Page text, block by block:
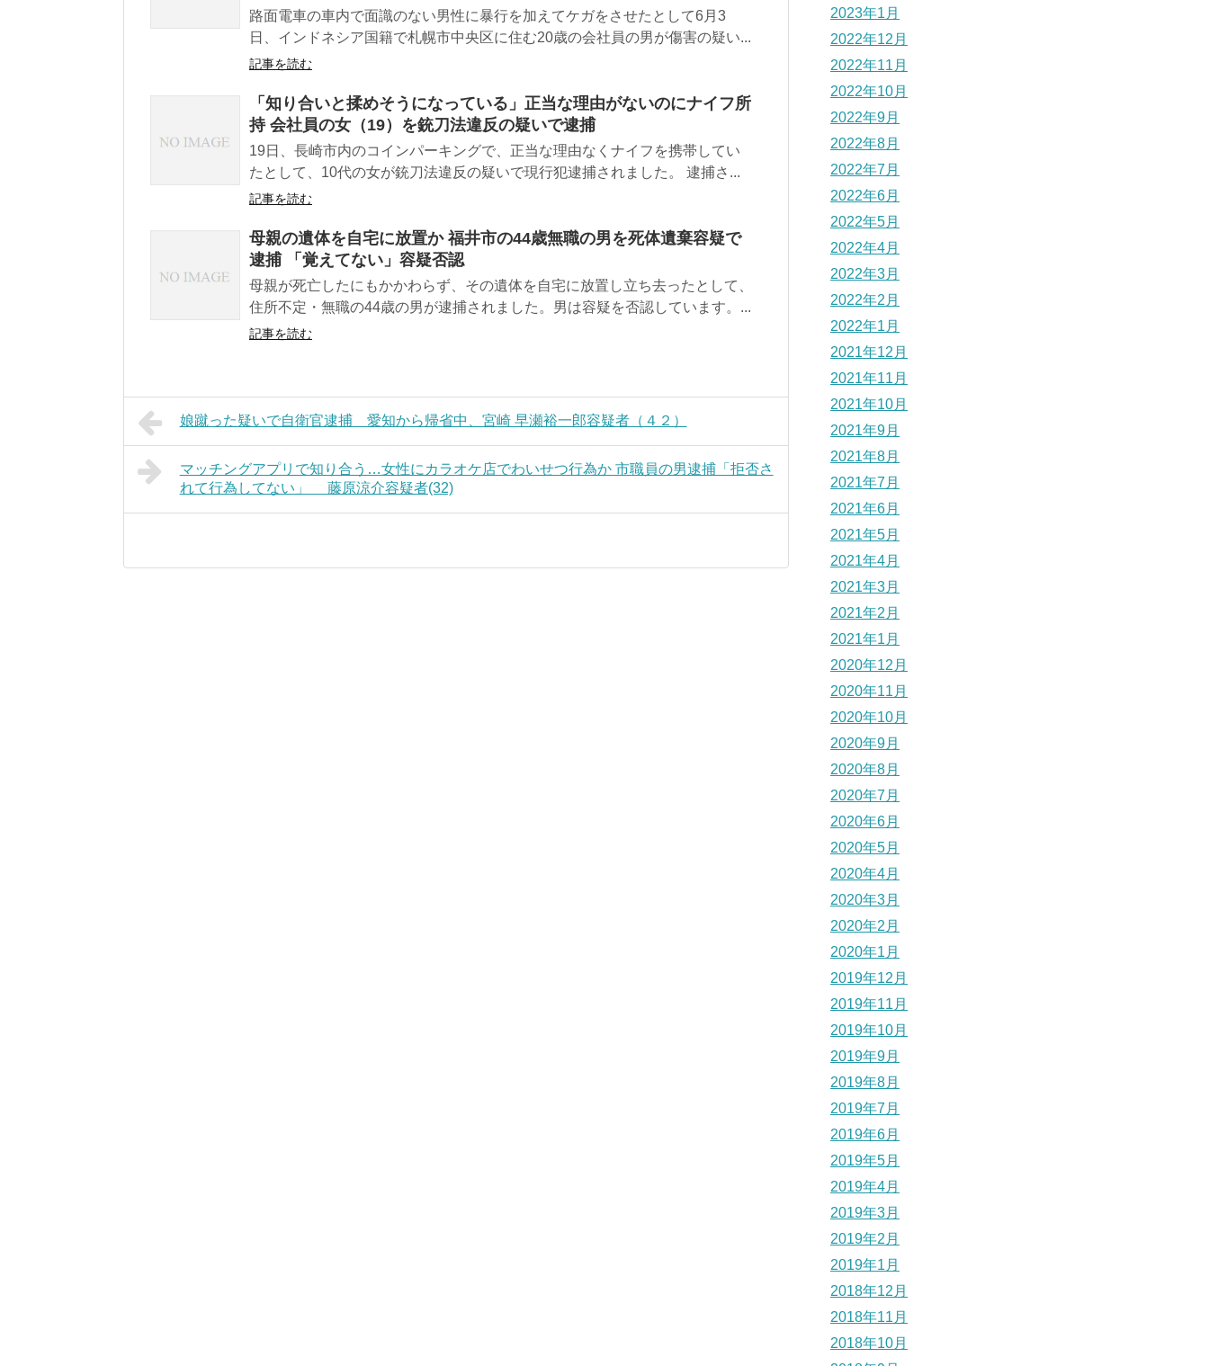
路面電車の車内で面識のない男性に暴行を加えてケガをさせたとして6月3
日、インドネシア国籍で札幌市中央区に住む20歳の会社員の男が傷害の疑い...
記事を読む
「知り合いと揉めそうになっている」正当な理由がないのにナイフ所
持 会社員の女（19）を銃刀法違反の疑いで逮捕
19日、長崎市内のコインパーキングで、正当な理由なくナイフを携帯してい
たとして、10代の女が銃刀法違反の疑いで現行犯逮捕されました。 逮捕さ...
記事を読む
母親の遺体を自宅に放置か 福井市の44歳無職の男を死体遺棄容疑で
逮捕 「覚えてない」容疑否認
母親が死亡したにもかかわらず、その遺体を自宅に放置し立ち去ったとして、
住所不定・無職の44歳の男が逮捕されました。男は容疑を否認しています。...
記事を読む
娘蹴った疑いで自衛官逮捕 愛知から帰省中、宮崎 早瀬裕一郎容疑者（４２）
マッチングアプリで知り合う…女性にカラオケ店でわいせつ行為か 市職員の男逮捕「拒否さ
れて行為してない」 藤原涼介容疑者(32)
2023年1月
2022年12月
2022年11月
2022年10月
2022年9月
2022年8月
2022年7月
2022年6月
2022年5月
2022年4月
2022年3月
2022年2月
2022年1月
2021年12月
2021年11月
2021年10月
2021年9月
2021年8月
2021年7月
2021年6月
2021年5月
2021年4月
2021年3月
2021年2月
2021年1月
2020年12月
2020年11月
2020年10月
2020年9月
2020年8月
2020年7月
2020年6月
2020年5月
2020年4月
2020年3月
2020年2月
2020年1月
2019年12月
2019年11月
2019年10月
2019年9月
2019年8月
2019年7月
2019年6月
2019年5月
2019年4月
2019年3月
2019年2月
2019年1月
2018年12月
2018年11月
2018年10月